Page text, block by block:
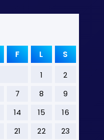
F L S
1
2
7 8
9
14 15
16
21 22
23